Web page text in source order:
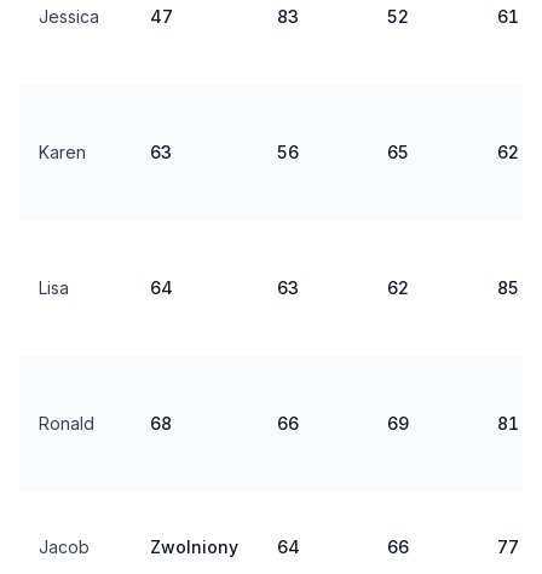
Jessica 47 83 52 61
Karen 63 56 65 62
Lisa 64 63 62 85
Ronald 68 66 69 81
Jacob Zwolniony 64 66 77